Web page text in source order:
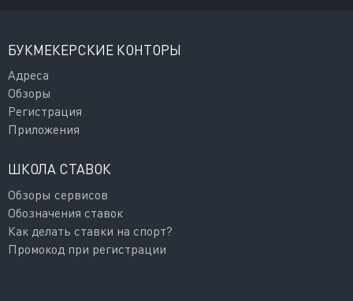
БУКМЕКЕРСКИЕ КОНТОРЫ
Адреса
Обзоры
Регистрация
Приложения
ШКОЛА СТАВОК
Обзоры сервисов
Обозначения ставок
Как делать ставки на спорт?
Промокод при регистрации